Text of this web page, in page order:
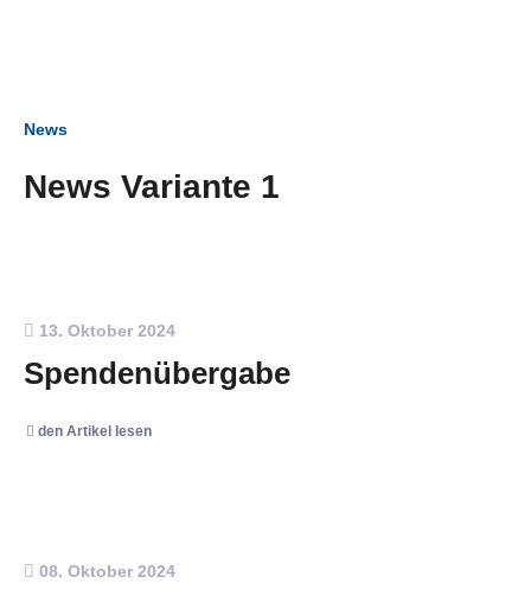
News
News Variante 1
13. Oktober 2024
Spendenübergabe
den Artikel lesen
08. Oktober 2024